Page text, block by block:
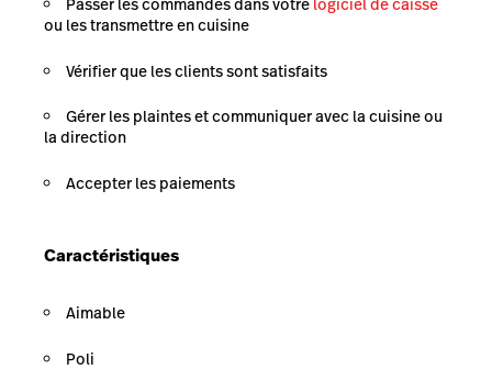
Passer les commandes dans votre logiciel de caisse
ou les transmettre en cuisine
Vérifier que les clients sont satisfaits
Gérer les plaintes et communiquer avec la cuisine ou
la direction
Accepter les paiements
Caractéristiques
Aimable
Poli